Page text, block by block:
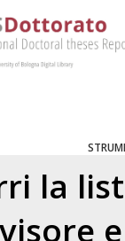
la